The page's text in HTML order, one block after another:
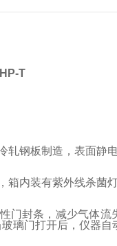
T
轧钢板制造，表面
箱内装有紫外线杀
门封条，减少气体
璃门打开后，仪器